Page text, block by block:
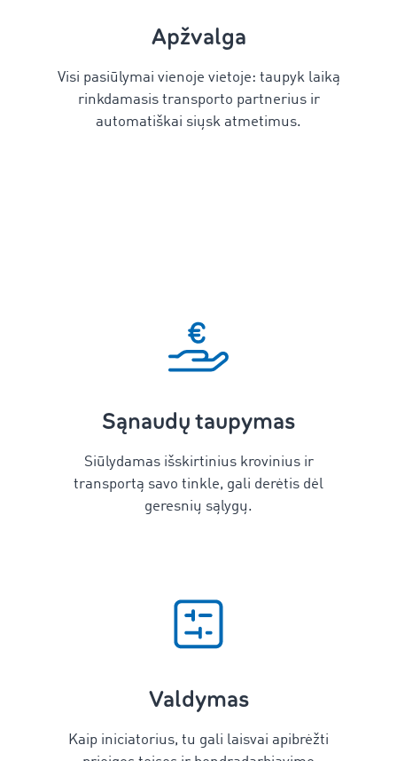
Apžvalga
Visi pasiūlymai vienoje vietoje: taupyk laiką
rinkdamasis transporto partnerius ir
automatiškai siųsk atmetimus.
Sąnaudų taupymas
Siūlydamas išskirtinius krovinius ir
transportą savo tinkle, gali derėtis dėl
geresnių sąlygų.
Valdymas
Kaip iniciatorius, tu gali laisvai apibrėžti